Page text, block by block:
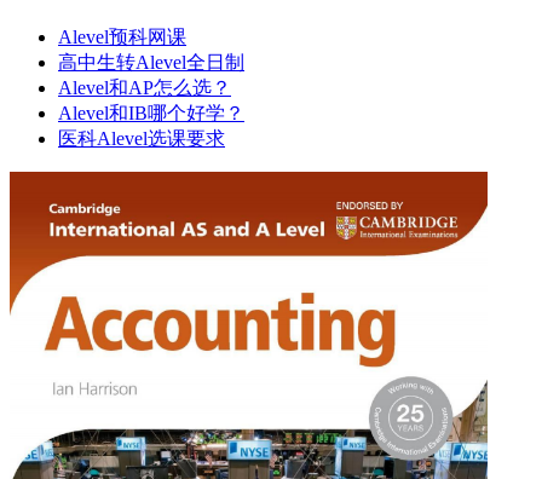
Alevel预科网课
高中生转Alevel全日制
Alevel和AP怎么选？
Alevel和IB哪个好学？
医科Alevel选课要求